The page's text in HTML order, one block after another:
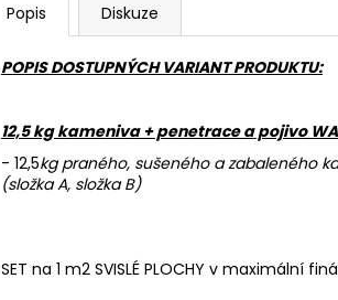
Popis Diskuze
POPIS DOSTUPNÝCH VARIANT PRODUKTU:
12,5 kg kameniva + penetrace a pojivo
- 12,5kg praného, sušeného a zabaleného
(složka A, složka B)
SET na 1 m2 SVISLÉ PLOCHY v maximální